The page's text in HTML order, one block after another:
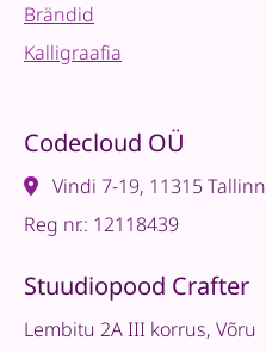
Brändid
Kalligraafia
Codecloud OÜ
Vindi 7-19, 11315 Tallinn
Reg nr.: 12118439
Stuudiopood Crafter
Lembitu 2A III korrus, Võru